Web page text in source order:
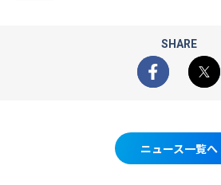
SHARE
Facebook
X
ニュース一覧へ